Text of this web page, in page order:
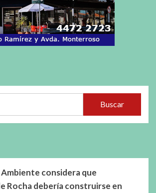
Buscar
considera que
Rocha debería construirse en